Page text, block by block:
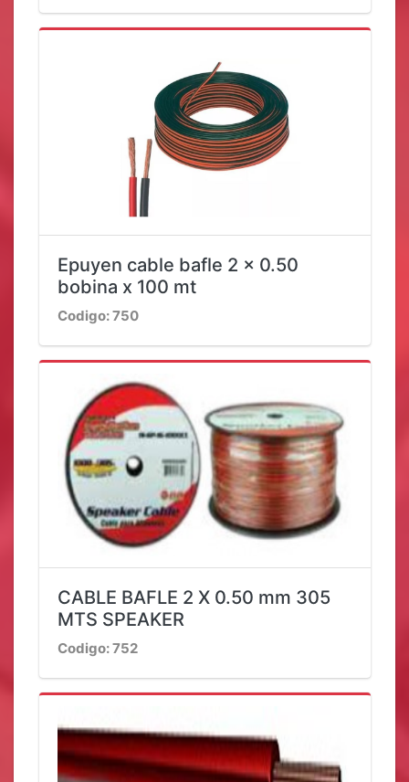
Epuyen cable bafle 2 x 0.50
bobina x 100 mt
Codigo: 750
CABLE BAFLE 2 X 0.50 mm 305
MTS SPEAKER
Codigo: 752